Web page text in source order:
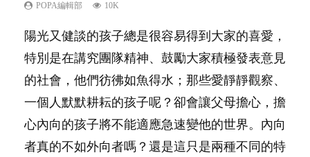
POPA編輯部 10K
陽光又健談的孩子總是很容易得到大家的喜愛，
特別是在講究團隊精神、鼓勵大家積極發表意見
的社會，他們彷彿如魚得水；那些愛靜靜觀察、
一個人默默耕耘的孩子呢？卻會讓父母擔心，擔
心內向的孩子將不能適應急速變他的世界。內向
者真的不如外向者嗎？還是這只是兩種不同的特
POPA編輯部 22.9K
你是不是也曾經以為只要跟相愛的人結婚，就自
然能走到白頭，但生了孩子卻發現事情不如你所
料？ 經營婚姻，不如我們想像的簡單，卻也不
是大家說得那麼難。一起來認識婚姻的真相！...
POPA編輯部 16.3K
相信許多人初為人父母，由懷孕開始到孩子呱呱
落地，心中都有數之不盡的問題～這裡一次過集
合我們以往製作過的相關短片。 這段路讓我們
跟你同行～...
POPA編輯部 9.9K
有人話學多種語言越早開始越好，有人卻說一時
間太多語言，會令孩子感到混淆，到底誰是誰
非？聽聽專家怎樣說，解開語言學習的迷思～...
POPA編輯部 7.9K
很多父母都希望孩子係個「叻仔叻女」，學業別
太差，日常自理井井有條。這樣的孩子是萬中無
一，還是魚與熊掌，不能兼得？...